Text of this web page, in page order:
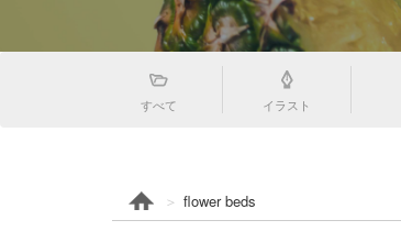
すべて イラスト
flower beds